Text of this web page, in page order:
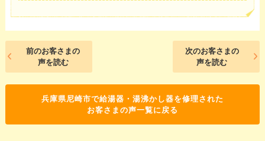
前のお客さまの
声を読む
次のお客さまの
声を読む
兵庫県尼崎市で給湯器・湯沸かし器を修理された
お客さまの声一覧に戻る